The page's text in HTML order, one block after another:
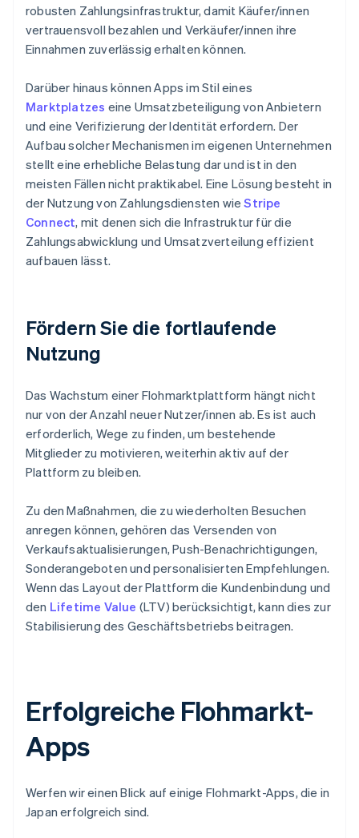
robusten Zahlungsinfrastruktur, damit Käufer/innen
vertrauensvoll bezahlen und Verkäufer/innen ihre
Einnahmen zuverlässig erhalten können.
Darüber hinaus können Apps im Stil eines
Marktplatzes eine Umsatzbeteiligung von Anbietern
und eine Verifizierung der Identität erfordern. Der
Aufbau solcher Mechanismen im eigenen Unternehmen
stellt eine erhebliche Belastung dar und ist in den
meisten Fällen nicht praktikabel. Eine Lösung besteht in
der Nutzung von Zahlungsdiensten wieStripe
Connect, mit denen sich die Infrastruktur für die
Zahlungsabwicklung und Umsatzverteilung effizient
aufbauen lässt.
Fördern Sie die fortlaufende
Nutzung
Das Wachstum einer Flohmarktplattform hängt nicht
nur von der Anzahl neuer Nutzer/innen ab. Es ist auch
erforderlich, Wege zu finden, um bestehende
Mitglieder zu motivieren, weiterhin aktiv auf der
Plattform zu bleiben.
Zu den Maßnahmen, die zu wiederholten Besuchen
anregen können, gehören das Versenden von
Verkaufsaktualisierungen, Push-Benachrichtigungen,
Sonderangeboten und personalisierten Empfehlungen.
Wenn das Layout der Plattform die Kundenbindung und
den Lifetime Value (LTV) berücksichtigt, kann dies zur
Stabilisierung des Geschäftsbetriebs beitragen.
Erfolgreiche Flohmarkt-
Apps
Werfen wir einen Blick auf einige Flohmarkt-Apps, die in
Japan erfolgreich sind.